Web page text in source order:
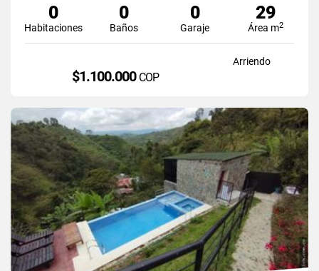
0
Habitaciones
0
Baños
0
Garaje
29
Área m2
Arriendo
$1.100.000 COP